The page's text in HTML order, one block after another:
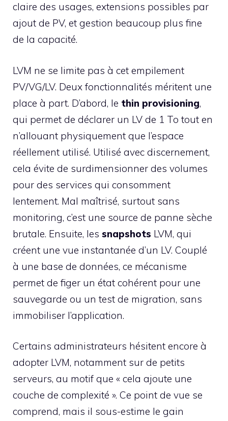
claire des usages, extensions possibles par
ajout de PV, et gestion beaucoup plus fine
de la capacité.
LVM ne se limite pas à cet empilement
PV/VG/LV. Deux fonctionnalités méritent une
place à part. D’abord, le thin provisioning,
qui permet de déclarer un LV de 1 To tout en
n’allouant physiquement que l’espace
réellement utilisé. Utilisé avec discernement,
cela évite de surdimensionner des volumes
pour des services qui consomment
lentement. Mal maîtrisé, surtout sans
monitoring, c’est une source de panne sèche
brutale. Ensuite, les snapshots LVM, qui
créent une vue instantanée d’un LV. Couplé
à une base de données, ce mécanisme
permet de figer un état cohérent pour une
sauvegarde ou un test de migration, sans
immobiliser l’application.
Certains administrateurs hésitent encore à
adopter LVM, notamment sur de petits
serveurs, au motif que « cela ajoute une
couche de complexité ». Ce point de vue se
comprend, mais il sous-estime le gain